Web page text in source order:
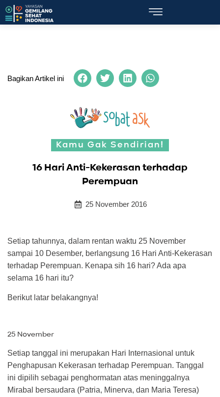
Bagikan Artikel ini
Kamu Gak Sendirian!
16 Hari Anti-Kekerasan terhadap
Perempuan
25 November 2016
Setiap tahunnya, dalam rentan waktu 25 November
sampai 10 Desember, berlangsung 16 Hari Anti-Kekerasan
terhadap Perempuan. Kenapa sih 16 hari? Ada apa
selama 16 hari itu?
Berikut latar belakangnya!
25 November
Setiap tanggal ini merupakan Hari Internasional untuk
Penghapusan Kekerasan terhadap Perempuan. Tanggal
ini dipilih sebagai penghormatan atas meninggalnya
Mirabal bersaudara (Patria, Minerva, dan Maria Teresa)